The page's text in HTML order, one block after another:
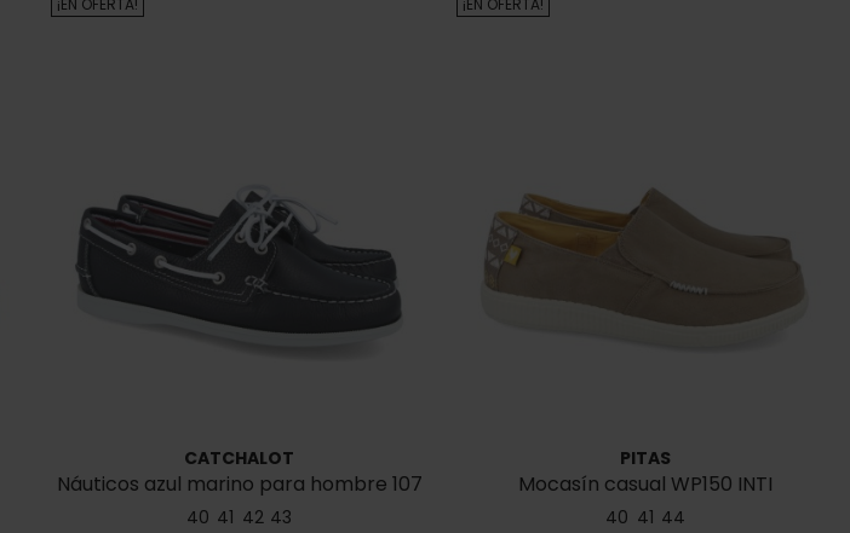
CATCHALOT
Náuticos azul marino para hombre 107
40 41 42 43
PITAS
Mocasín casual WP150 INTI
40 41 44